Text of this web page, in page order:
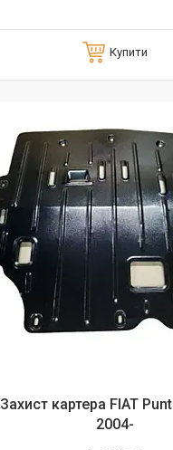
Купити
Захист картера FIAT
2004-